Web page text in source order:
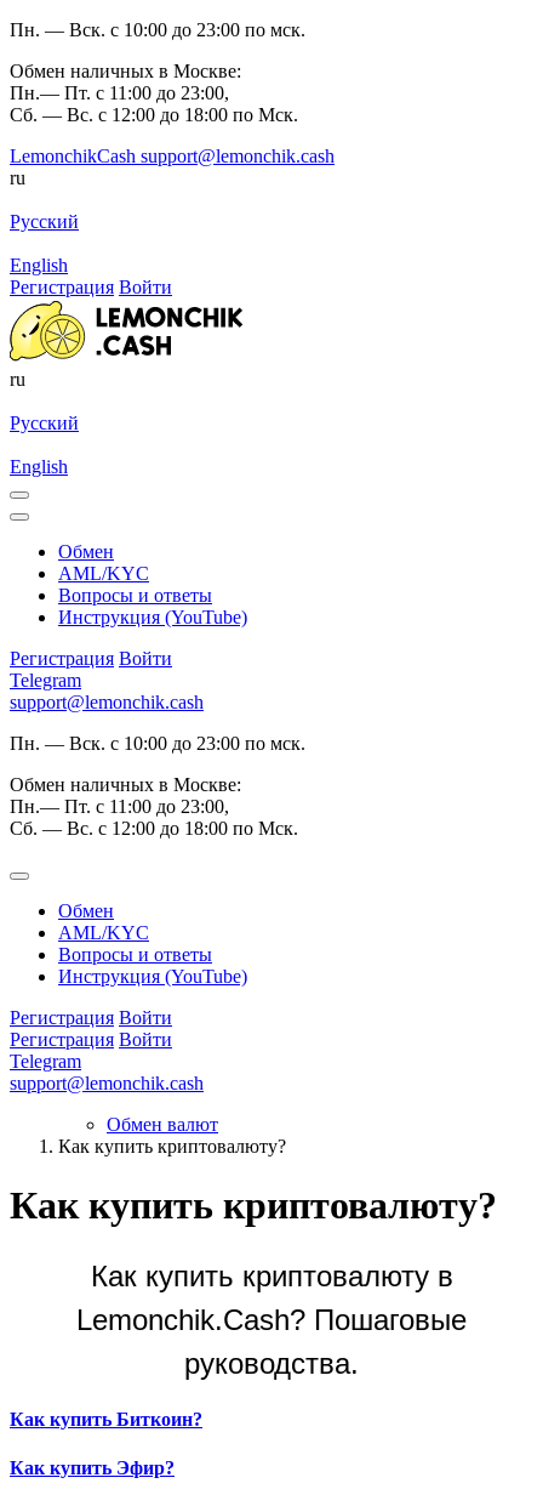
Пн. — Вск. с 10:00 до 23:00 по мск.
Обмен наличных в Москве:
Пн.— Пт. с 11:00 до 23:00,
Сб. — Вс. с 12:00 до 18:00 по Мск.
LemonchikCash support@lemonchik.cash
ru
Русский
English
Регистрация Войти
ru
Русский
English
Обмен
AML/KYC
Вопросы и ответы
Инструкция (YouTube)
Регистрация Войти
Telegram
support@lemonchik.cash
Пн. — Вск. с 10:00 до 23:00 по мск.
Обмен наличных в Москве:
Пн.— Пт. с 11:00 до 23:00,
Сб. — Вс. с 12:00 до 18:00 по Мск.
Обмен
AML/KYC
Вопросы и ответы
Инструкция (YouTube)
Регистрация Войти
Регистрация Войти
Telegram
support@lemonchik.cash
Обмен валют
Как купить криптовалюту?
Как купить криптовалюту?
Как купить криптовалюту в
Lemonchik.Cash? Пошаговые
руководства.
Как купить Биткоин?
Как купить Эфир?